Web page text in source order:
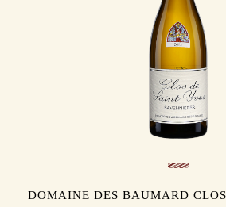
DOMAINE DES BAUMARD